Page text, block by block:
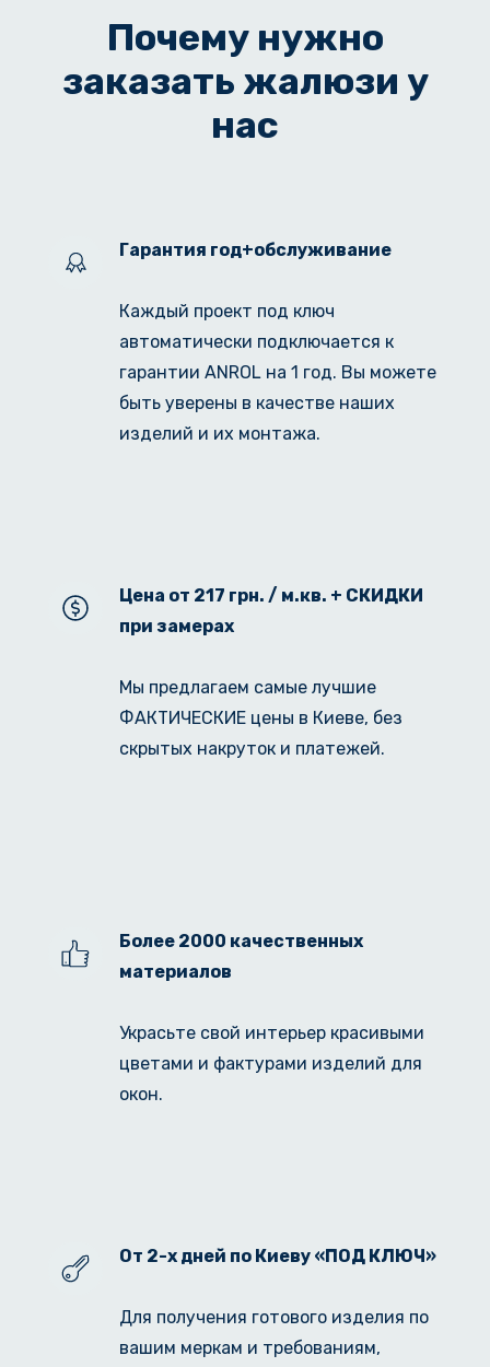
Почему нужно
заказать жалюзи у
нас
Гарантия год+обслуживание
Каждый проект под ключ
автоматически подключается к
гарантии ANROL на 1 год. Вы можете
быть уверены в качестве наших
изделий и их монтажа.
Цена от 217 грн. / м.кв. + СКИДКИ
при замерах
Мы предлагаем самые лучшие
ФАКТИЧЕСКИЕ цены в Киеве, без
скрытых накруток и платежей.
Более 2000 качественных
материалов
Украсьте свой интерьер красивыми
цветами и фактурами изделий для
окон.
От 2-х дней по Киеву «ПОД КЛЮЧ»
Для получения готового изделия по
вашим меркам и требованиям,